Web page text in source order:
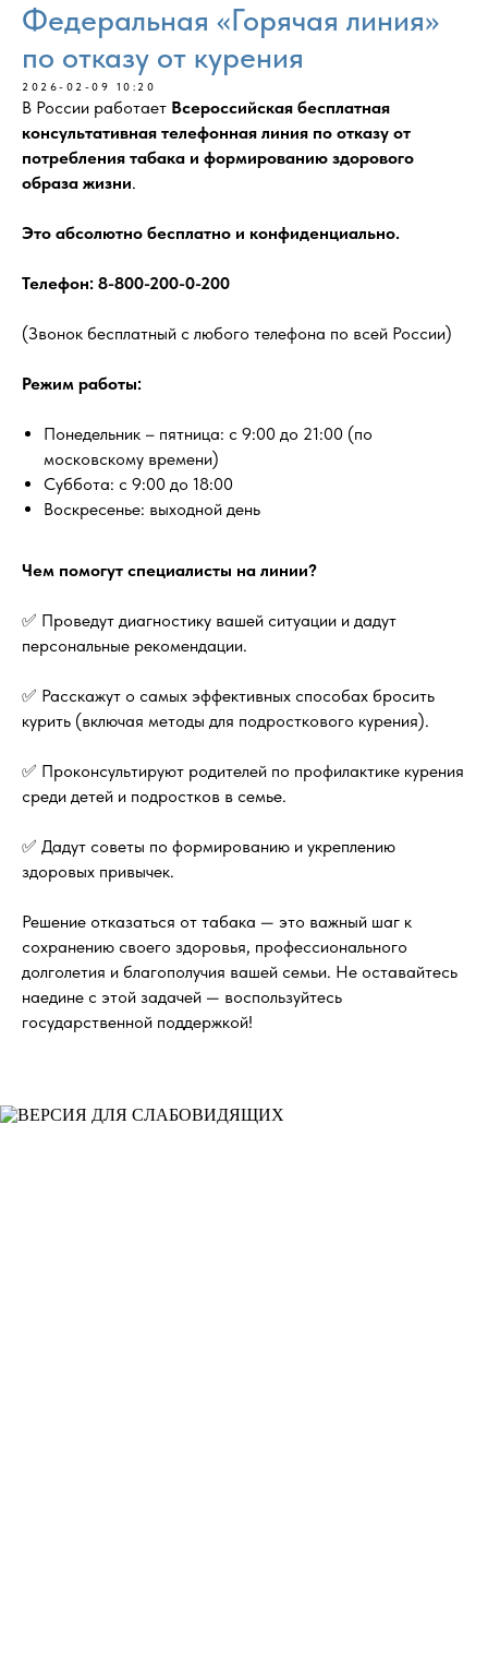
Федеральная «Горячая линия»
по отказу от курения
2026-02-09 10:20
В России работает Всероссийская бесплатная
консультативная телефонная линия по отказу от
потребления табака и формированию здорового
образа жизни.
Это абсолютно бесплатно и конфиденциально.
Телефон: 8-800-200-0-200
(Звонок бесплатный с любого телефона по всей России)
Режим работы:
Понедельник – пятница: с 9:00 до 21:00 (по
московскому времени)
Суббота: с 9:00 до 18:00
Воскресенье: выходной день
Чем помогут специалисты на линии?
✅ Проведут диагностику вашей ситуации и дадут
персональные рекомендации.
✅ Расскажут о самых эффективных способах бросить
курить (включая методы для подросткового курения).
✅ Проконсультируют родителей по профилактике курения
среди детей и подростков в семье.
✅ Дадут советы по формированию и укреплению
здоровых привычек.
Решение отказаться от табака — это важный шаг к
сохранению своего здоровья, профессионального
долголетия и благополучия вашей семьи. Не оставайтесь
наедине с этой задачей — воспользуйтесь
государственной поддержкой!